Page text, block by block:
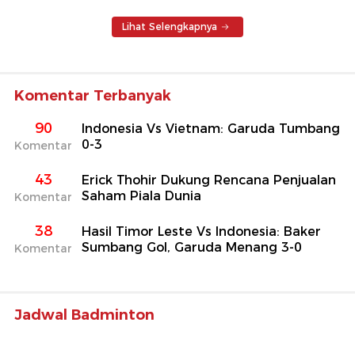
Lihat Selengkapnya
Komentar Terbanyak
90
Komentar
Indonesia Vs Vietnam: Garuda Tumbang
0-3
43
Komentar
Erick Thohir Dukung Rencana Penjualan
Saham Piala Dunia
38
Komentar
Hasil Timor Leste Vs Indonesia: Baker
Sumbang Gol, Garuda Menang 3-0
Jadwal Badminton